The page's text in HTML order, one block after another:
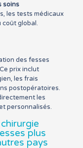
soins
les tests médicaux
coût global.
des fesses
prix inclut
les frais
postopératoires.
les
personnalisés.
plus
pays